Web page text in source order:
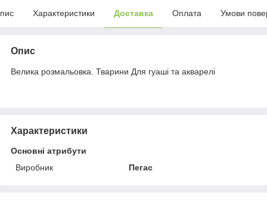
Характеристики Доставка Оплата Умови
Опис
Велика розмальовка. Тварини Для гуаші та акварелі
Характеристики
Основні атрибути
Виробник
Пегас